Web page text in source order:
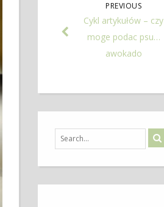
PREVIOUS
Cykl artykułów – czy
moge podac psu…
awokado